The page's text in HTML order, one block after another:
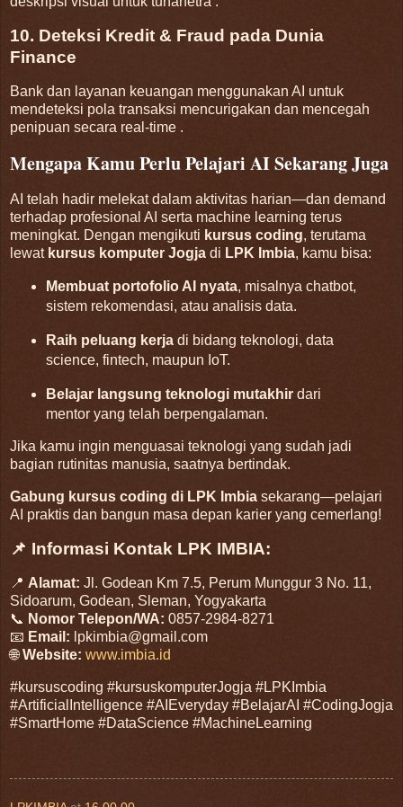
10. Deteksi Kredit & Fraud pada Dunia
Finance
Bank dan layanan keuangan menggunakan AI untuk
mendeteksi pola transaksi mencurigakan dan mencegah
penipuan secara real-time .
Mengapa Kamu Perlu Pelajari AI Sekarang Juga
AI telah hadir melekat dalam aktivitas harian—dan demand
terhadap profesional AI serta machine learning terus
meningkat. Dengan mengikuti kursus coding, terutama
lewat kursus komputer Jogja di LPK Imbia, kamu bisa:
Membuat portofolio AI nyata, misalnya chatbot,
sistem rekomendasi, atau analisis data.
Raih peluang kerjadi bidang teknologi, data
science, fintech, maupun IoT.
Belajar langsung teknologi mutakhirdari
mentor yang telah berpengalaman.
Jika kamu ingin menguasai teknologi yang sudah jadi
bagian rutinitas manusia, saatnya bertindak.
Gabung kursus coding di LPK Imbia sekarang—pelajari
AI praktis dan bangun masa depan karier yang cemerlang!
📌 Informasi Kontak LPK IMBIA:
📍 Alamat: Jl. Godean Km 7.5, Perum Munggur 3 No. 11,
Sidoarum, Godean, Sleman, Yogyakarta
📞 Nomor Telepon/WA: 0857-2984-8271
📧 Email: lpkimbia@gmail.com
🌐Website: www.imbia.id
#kursuscoding #kursuskomputerJogja #LPKImbia
#ArtificialIntelligence #AIEveryday #BelajarAI #CodingJogja
#SmartHome #DataScience #MachineLearning